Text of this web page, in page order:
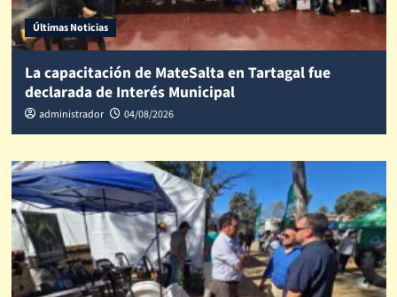
Últimas Noticias
La capacitación de MateSalta en Tartagal fue
declarada de Interés Municipal
administrador 04/08/2026